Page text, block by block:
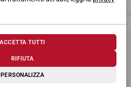
PERSONALIZZA
RIFIUTA
ACCETTA TUTTI
la qualità è di casa